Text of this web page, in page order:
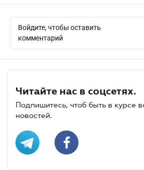
Войдите, чтобы оставить
комментарий
Читайте нас в соцсетях.
Подпишитесь, чтоб быть в курсе
новостей.